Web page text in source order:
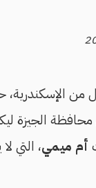
من
محافظة الجيزة
أم ميمي، التي